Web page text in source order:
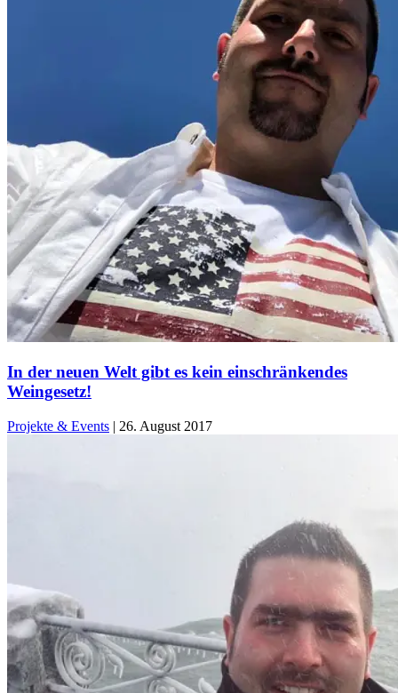
In der neuen Welt gibt es kein einschränkendes
Weingesetz!
Projekte & Events | 26. August 2017